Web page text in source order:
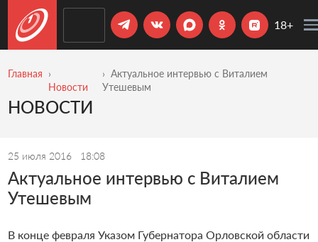
18+
Главная
Новости
Актуальное интервью с Виталием
Утешевым
НОВОСТИ
25 июля 2016 18:08
Актуальное интервью с Виталием
Утешевым
В конце февраля Указом Губернатора Орловской области